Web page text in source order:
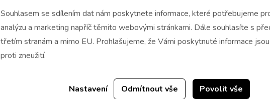
Souhlasem se sdílením dat nám poskytnete informace, které potřebujeme
analýzu a marketing napříč těmito webovými stránkami. Dále souhlasíte s předáním údajů
třetím stranám a mimo EU. Prohlašujeme, že Vámi poskytnuté informace
proti zneužití.
Nastavení Odmítnout vše Povolit vše